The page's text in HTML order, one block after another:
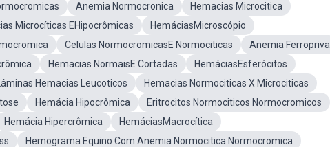
Anemia Normocronica
Hemacias Microcitica
Microcíticas EHipocrômicas
HemáciasMicroscópio
Celulas NormocromicasE Normociticas
Anemia Ferropriva
Hemacias NormaisE Cortadas
HemáciasEsferócitos
Lâminas Hemacias Leucoticos
Hemacias Normociticas X Microciticas
Hemácia Hipocrômica
Eritrocitos Normociticos Normocromicos
Hemácia Hipercrômica
HemáciasMacrocítica
Hemograma Equino Com Anemia Normocitica Normocromica